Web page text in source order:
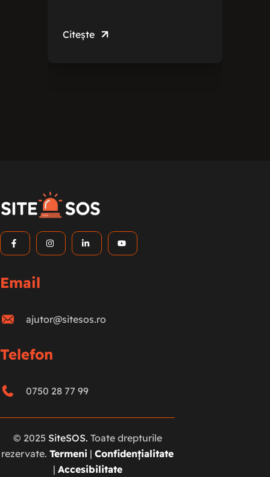
Citește
Email
ajutor@sitesos.ro
Telefon
0750 28 77 99
© 2025 SiteSOS. Toate drepturile
rezervate. Termeni | Confidențialitate
| Accesibilitate